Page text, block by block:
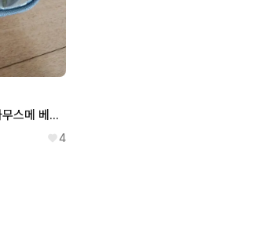
(파우치포함) 우마무스메 베르시나 비르시나 치비구루미
4